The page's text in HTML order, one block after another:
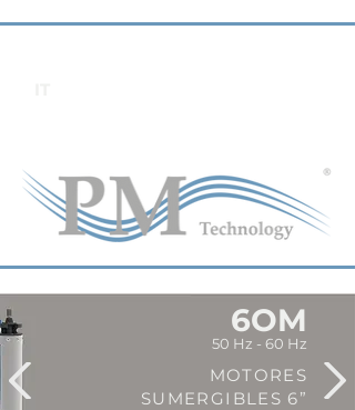
6OM
50 Hz - 60 Hz
MOTORES
SUMERGIBLES 6”